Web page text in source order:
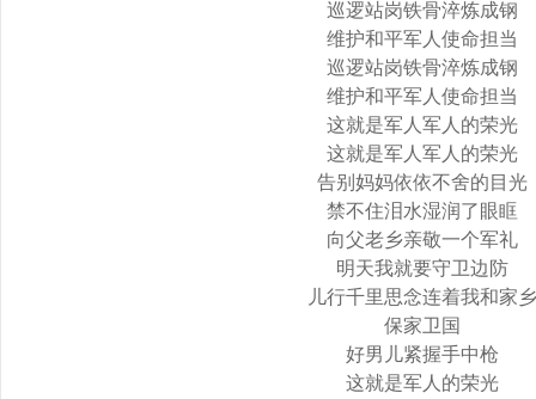
巡逻站岗铁骨淬炼成钢
维护和平军人使命担当
巡逻站岗铁骨淬炼成钢
维护和平军人使命担当
这就是军人军人的荣光
这就是军人军人的荣光
告别妈妈依依不舍的目光
禁不住泪水湿润了眼眶
向父老乡亲敬一个军礼
明天我就要守卫边防
儿行千里思念连着我和家
保家卫国
好男儿紧握手中枪
这就是军人的荣光